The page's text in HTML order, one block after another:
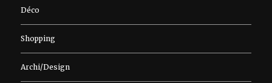
Déco
Shopping
Archi/Design